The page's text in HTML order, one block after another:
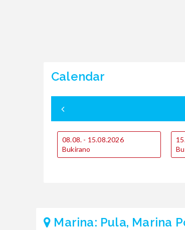
Calendar
08.08. - 15.08.2026
Bukirano
Marina: Pula, Marina